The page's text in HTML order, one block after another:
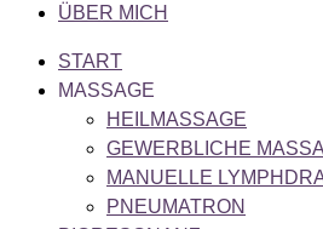
ÜBER MICH
START
MASSAGE
HEILMASSAGE
GEWERBLICHE
MANUELLE
PNEUMATRON